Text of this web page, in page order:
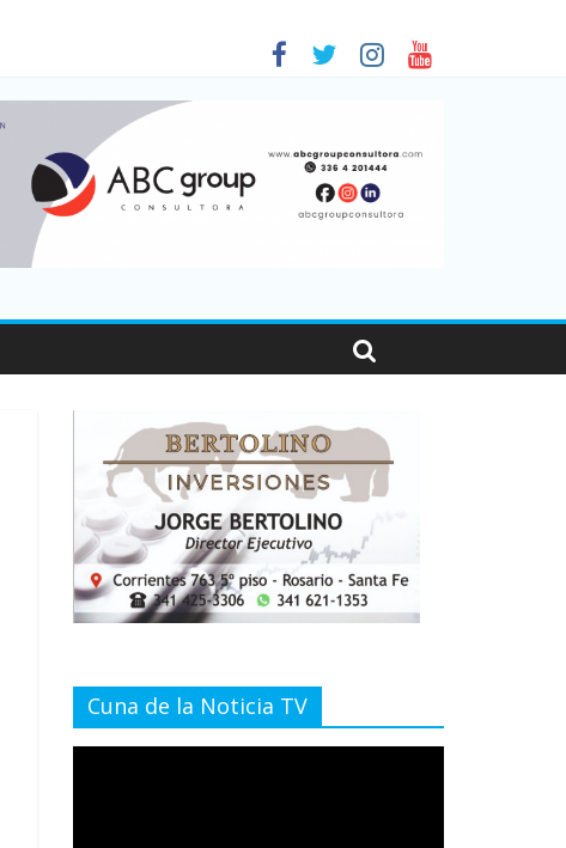
viajaron por el país, un 5,9% más que en 2025
Cuna de la Noticia TV